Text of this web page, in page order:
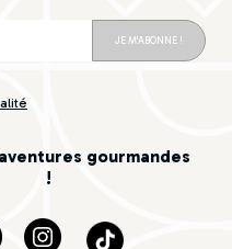
JE M'ABONNE !
gourmandes
!